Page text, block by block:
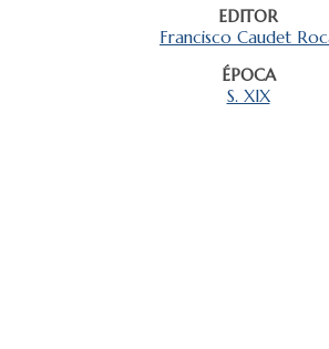
EDITOR
Francisco Caudet
ÉPOCA
S. XIX